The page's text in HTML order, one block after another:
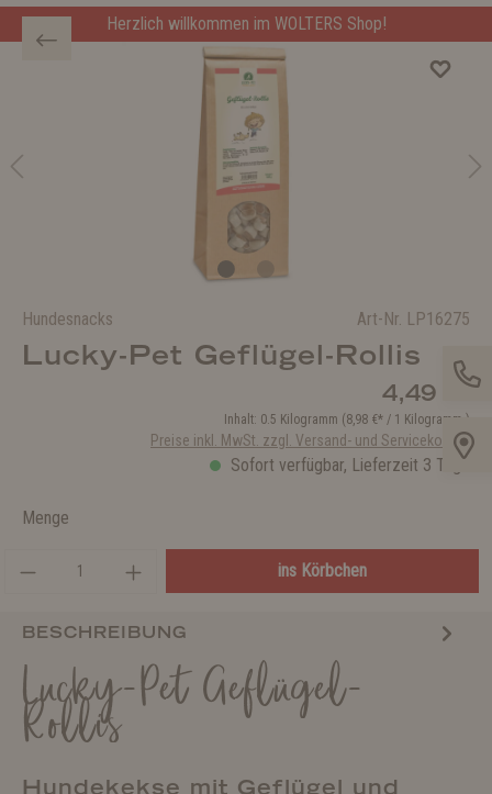
Herzlich willkommen im WOLTERS Shop!
Hundesnacks Art-Nr. LP16275
Lucky-Pet Geflügel-Rollis
4,49 €*
Inhalt: 0.5 Kilogramm (8,98 €* / 1 Kilogramm )
Preise inkl. MwSt. zzgl. Versand- und Servicekosten
Sofort verfügbar, Lieferzeit 3 Tage
Menge
ins Körbchen
BESCHREIBUNG
Lucky-Pet Geflügel-
Rollis
Hundekekse mit Geflügel und